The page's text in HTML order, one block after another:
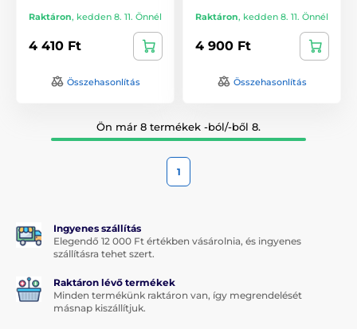
Raktáron, kedden 8. 11. Önnél
4 410 Ft
Összehasonlítás
Raktáron, kedden 8. 11. Önnél
4 900 Ft
Összehasonlítás
Ön már 8 termékek -ból/-ből 8.
1
Ingyenes szállítás
Elegendő 12 000 Ft értékben vásárolnia, és ingyenes
szállításra tehet szert.
Raktáron lévő termékek
Minden termékünk raktáron van, így megrendelését
másnap kiszállítjuk.